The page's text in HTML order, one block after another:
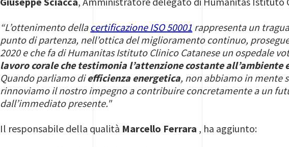
“L’ottenimento della certificazione ISO 50001 rappresenta un
punto di partenza, nell’ottica del miglioramento continuo,
2020 e che fa di Humanitas Istituto Clinico Catanese un ospedale
lavoro corale che testimonia l’attenzione costante
Quando parliamo diefficienza energetica, non abbiamo in mente
rinnoviamo il nostro impegno a contribuire concretamente a un
dall’immediato presente."
Il responsabile della qualità Marcello Ferrara , ha aggiunto: